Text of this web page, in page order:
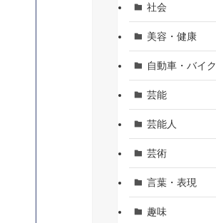
社会
美容・健康
自動車・バイク
芸能
芸能人
芸術
言葉・表現
趣味